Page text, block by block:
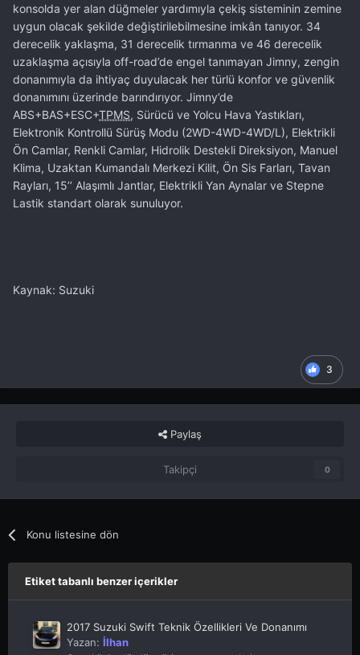
konsolda yer alan düğmeler yardımıyla çekiş sisteminin zemine
uygun olacak şekilde değiştirilebilmesine imkân tanıyor. 34
derecelik yaklaşma, 31 derecelik tırmanma ve 46 derecelik
uzaklaşma açısıyla off-road’de engel tanımayan Jimny, zengin
donanımıyla da ihtiyaç duyulacak her türlü konfor ve güvenlik
donanımını üzerinde barındırıyor. Jimny’de
ABS+BAS+ESC+TPMS, Sürücü ve Yolcu Hava Yastıkları,
Elektronik Kontrollü Sürüş Modu (2WD-4WD-4WD/L), Elektrikli
Ön Camlar, Renkli Camlar, Hidrolik Destekli Direksiyon, Manuel
Klima, Uzaktan Kumandalı Merkezi Kilit, Ön Sis Farları, Tavan
Rayları, 15’’ Alaşımlı Jantlar, Elektrikli Yan Aynalar ve Stepne
Lastik standart olarak sunuluyor.